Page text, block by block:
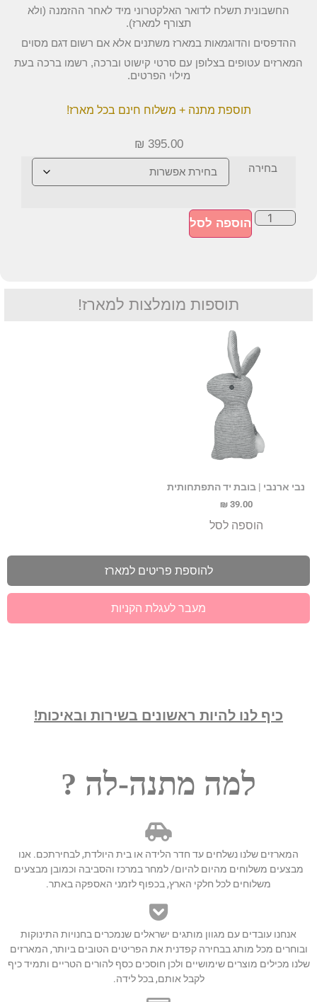
החשבונית תשלח לדואר האלקטרוני מיד לאחר ההזמנה (ולא
תצורף למארז).
ההדפסים והדוגמאות במארז משתנים אלא אם רשום דגם מסוים
המארזים עטופים בצלופן עם סרטי קישוט וברכה, רשמו ברכה בעת
מילוי הפרטים.
תוספת מתנה + משלוח חינם בכל מארז!
₪ 395.00
בחירה
הוספה לסל
תוספות מומלצות למארז!
נבי ארנבי | בובת יד התפתחותית
₪39.00
הוספה לסל
להוספת פריטים למארז
מעבר לעגלת הקניות
כיף לנו להיות ראשונים בשירות ובאיכות!
למה מתנה-לה ?
המארזים שלנו נשלחים עד חדר הלידה או בית היולדת, לבחירתכם. אנו
מבצעים משלוחים מהיום להיום/ למחר במרכז והסביבה וכמובן מבצעים
משלוחים לכל חלקי הארץ, בכפוף לזמני האספקה באתר.
אנחנו עובדים עם מגוון מותגים ישראלים שנמכרים בחנויות התינוקות
ובוחרים מכל מותג בבחירה קפדנית את הפריטים הטובים ביותר, המארזים
שלנו מכילים מוצרים שימושיים ולכן חוסכים כסף להורים הטריים ותמיד כיף
לקבל אותם, בכל לידה.